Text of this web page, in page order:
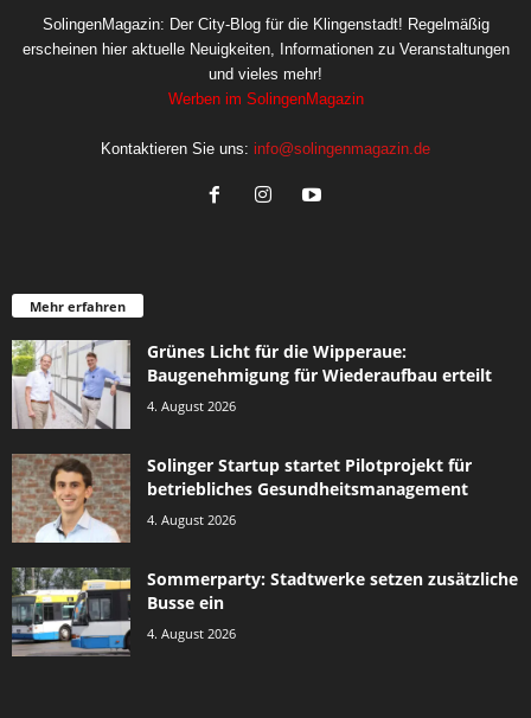
SolingenMagazin: Der City-Blog für die Klingenstadt! Regelmäßig
erscheinen hier aktuelle Neuigkeiten, Informationen zu Veranstaltungen
und vieles mehr!
Werben im SolingenMagazin
Kontaktieren Sie uns: info@solingenmagazin.de
Mehr erfahren
Grünes Licht für die Wipperaue:
Baugenehmigung für Wiederaufbau erteilt
4. August 2026
Solinger Startup startet Pilotprojekt für
betriebliches Gesundheitsmanagement
4. August 2026
Sommerparty: Stadtwerke setzen zusätzliche
Busse ein
4. August 2026